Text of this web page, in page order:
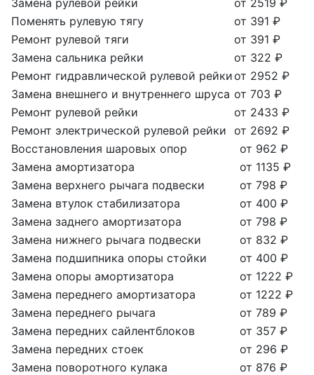
Поменять рулевую тягу
от 391 ₽
Ремонт рулевой тяги
от 391 ₽
Замена сальника рейки
от 322 ₽
Ремонт гидравлической рулевой рейкиот 2952 ₽
Замена внешнего и внутреннего шруса от 703 ₽
Ремонт рулевой рейки
от 2433 ₽
Ремонт электрической рулевой рейки от 2692 ₽
Восстановления шаровых опор
от 962 ₽
Замена амортизатора
от 1135 ₽
Замена верхнего рычага подвески
от 798 ₽
Замена втулок стабилизатора
от 400 ₽
Замена заднего амортизатора
от 798 ₽
Замена нижнего рычага подвески
от 832 ₽
Замена подшипника опоры стойки
от 400 ₽
Замена опоры амортизатора
от 1222 ₽
Замена переднего амортизатора
от 1222 ₽
Замена переднего рычага
от 789 ₽
Замена передних сайлентблоков
от 357 ₽
Замена передних стоек
от 296 ₽
Замена поворотного кулака
от 876 ₽